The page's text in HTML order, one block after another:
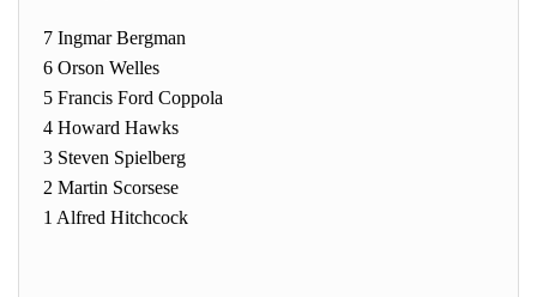
7 Ingmar Bergman
6 Orson Welles
5 Francis Ford Coppola
4 Howard Hawks
3 Steven Spielberg
2 Martin Scorsese
1 Alfred Hitchcock